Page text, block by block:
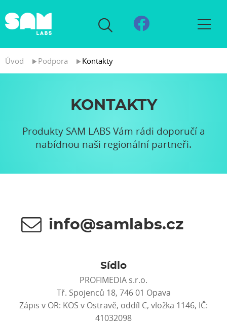
Úvod Podpora Kontakty
KONTAKTY
Produkty SAM LABS Vám rádi doporučí a
nabídnou naši regionální partneři.
info@samlabs.cz
Sídlo
PROFIMEDIA s.r.o.
Tř. Spojenců 18, 746 01 Opava
Zápis v OR: KOS v Ostravě, oddíl C, vložka 1146, IČ:
41032098